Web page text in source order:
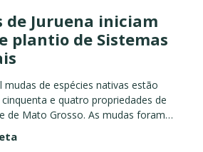
Juruena iniciam
plantio de Sistemas
mudas de espécies nativas estão
e quatro propriedades de
de Mato Grosso. As mudas foram
Poço de Carbono Juruena,